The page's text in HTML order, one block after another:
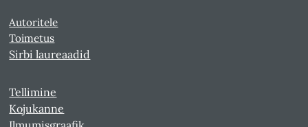
Autoritele
Toimetus
Sirbi laureaadid
Tellimine
Kojukanne